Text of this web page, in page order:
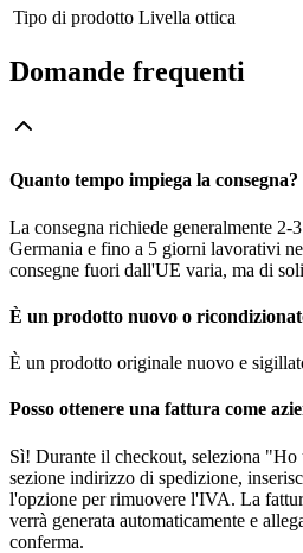
Tipo di prodotto Livella ottica
Domande frequenti
Quanto tempo impiega la consegna?
La consegna richiede generalmente
Germania e fino a 5 giorni lavorativi
consegne fuori dall'UE varia, ma di
È un prodotto nuovo o
È un prodotto originale nuovo e
Posso ottenere una fattura come
Sì! Durante il checkout, seleziona
sezione indirizzo di spedizione,
l'opzione per rimuovere l'IVA. La
verrà generata automaticamente e
conferma.